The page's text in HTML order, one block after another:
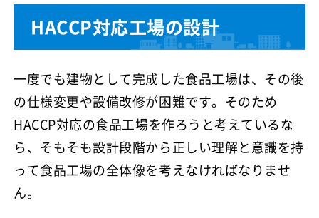
HACCP対応工場の設計
一度でも建物として完成した食品工場は、その後
の仕様変更や設備改修が困難です。そのため
HACCP対応の食品工場を作ろうと考えているな
ら、そもそも設計段階から正しい理解と意識を持
って食品工場の全体像を考えなければなりませ
ん。